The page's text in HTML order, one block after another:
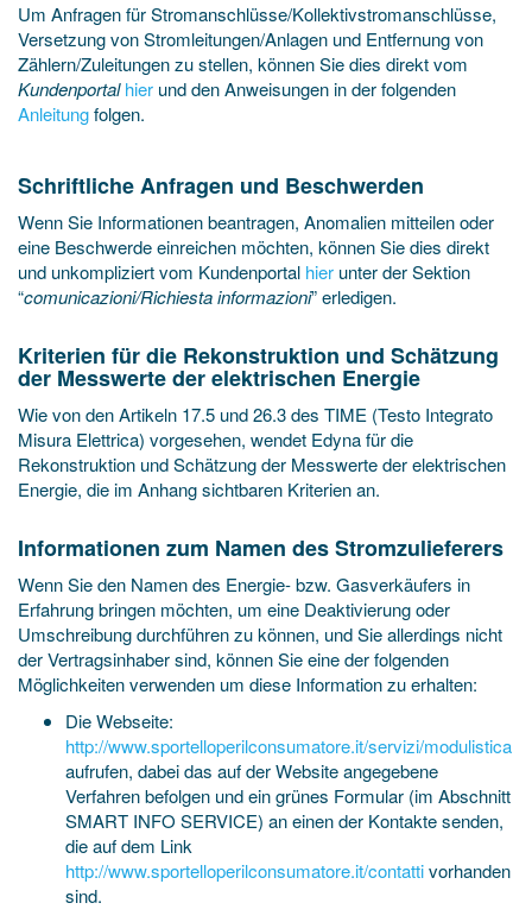
Um Anfragen für Stromanschlüsse/Kollektivstromanschlüsse,
Versetzung von Stromleitungen/Anlagen und Entfernung von
Zählern/Zuleitungen zu stellen, können Sie dies direkt vom
Kundenportal hier undden Anweisungen in der folgenden
Anleitungfolgen.
Schriftliche Anfragen und Beschwerden
Wenn Sie Informationen beantragen, Anomalien mitteilen oder
eine Beschwerde einreichen möchten, können Sie dies direkt
und unkompliziert vom Kundenportal hier unter der Sektion
“comunicazioni/Richiesta informazioni” erledigen.
Kriterien für die Rekonstruktion und Schätzung
der Messwerte der elektrischen Energie
Wie von den Artikeln 17.5 und 26.3 des TIME (Testo Integrato
Misura Elettrica) vorgesehen, wendet Edyna für die
Rekonstruktion und Schätzung der Messwerte der elektrischen
Energie, die im Anhang sichtbaren Kriterien an.
Informationen zum Namen des Stromzulieferers
Wenn Sie den Namen des Energie- bzw. Gasverkäufers in
Erfahrung bringen möchten, um eine Deaktivierung oder
Umschreibung durchführen zu können, und Sie allerdings nicht
der Vertragsinhaber sind, können Sie eine der folgenden
Möglichkeiten verwenden um diese Information zu erhalten:
Die Webseite:
http://www.sportelloperilconsumatore.it/servizi/modulistica
aufrufen, dabei das auf der Website angegebene
Verfahren befolgen und ein grünes Formular (im Abschnitt
SMART INFO SERVICE) an einen der Kontakte senden,
die auf dem Link
http://www.sportelloperilconsumatore.it/contattivorhanden
sind.